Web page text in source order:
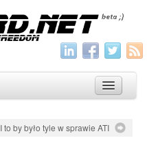
I to by było tyle w sprawie ATI